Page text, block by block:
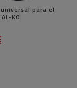
para el
KO